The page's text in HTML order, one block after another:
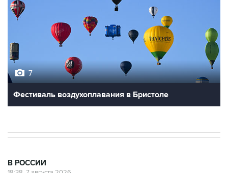
7
Фестиваль воздухоплавания в Бристоле
В РОССИИ